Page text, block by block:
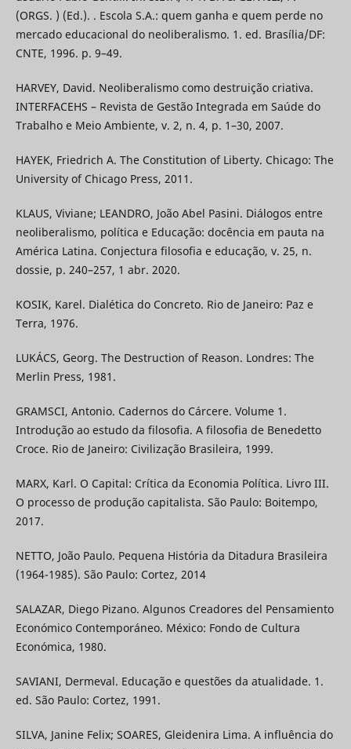
(ORGS. ) (Ed.). . Escola S.A.: quem ganha e quem perde no
mercado educacional do neoliberalismo. 1. ed. Brasília/DF:
CNTE, 1996. p. 9–49.
HARVEY, David. Neoliberalismo como destruição criativa.
INTERFACEHS – Revista de Gestão Integrada em Saúde do
Trabalho e Meio Ambiente, v. 2, n. 4, p. 1–30, 2007.
HAYEK, Friedrich A. The Constitution of Liberty. Chicago: The
University of Chicago Press, 2011.
KLAUS, Viviane; LEANDRO, João Abel Pasini. Diálogos entre
neoliberalismo, política e Educação: docência em pauta na
América Latina. Conjectura filosofia e educação, v. 25, n.
dossie, p. 240–257, 1 abr. 2020.
KOSIK, Karel. Dialética do Concreto. Rio de Janeiro: Paz e
Terra, 1976.
LUKÁCS, Georg. The Destruction of Reason. Londres: The
Merlin Press, 1981.
GRAMSCI, Antonio. Cadernos do Cárcere. Volume 1.
Introdução ao estudo da filosofia. A filosofia de Benedetto
Croce. Rio de Janeiro: Civilização Brasileira, 1999.
MARX, Karl. O Capital: Crítica da Economia Política. Livro III.
O processo de produção capitalista. São Paulo: Boitempo,
2017.
NETTO, João Paulo. Pequena História da Ditadura Brasileira
(1964-1985). São Paulo: Cortez, 2014
SALAZAR, Diego Pizano. Algunos Creadores del Pensamiento
Económico Contemporáneo. México: Fondo de Cultura
Económica, 1980.
SAVIANI, Dermeval. Educação e questões da atualidade. 1.
ed. São Paulo: Cortez, 1991.
SILVA, Janine Felix; SOARES, Gleidenira Lima. A influência do